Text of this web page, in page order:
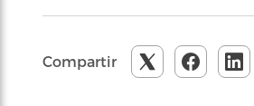
Compartir